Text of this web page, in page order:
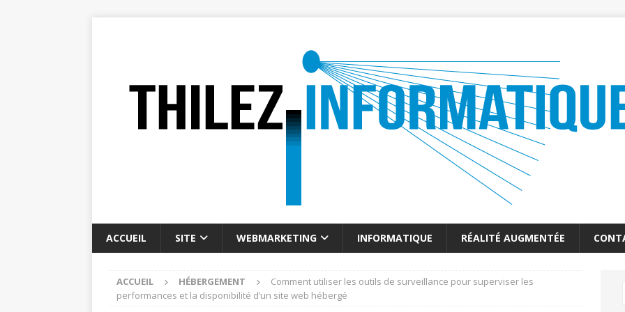
ACCUEIL SITE WEBMARKETING INFORMATIQUE RÉALITÉ AUGMENTÉE
ACCUEIL HÉBERGEMENT
Comment utiliser les outils de surveillance pour superviser les
performances et la disponibilité d’un site web hébergé